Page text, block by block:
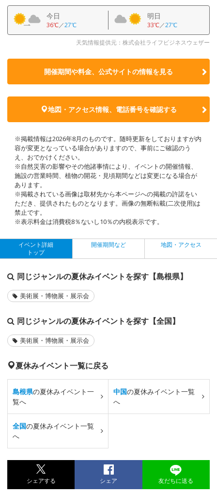
今日
36℃／27℃
明日
33℃／27℃
天気情報提供元：株式会社ライフビジネスウェザー
開催期間や料金、公式サイトの情報を見る
地図・アクセス情報、電話番号を確認する
※掲載情報は2026年8月のものです。随時更新をしておりますが内
容が変更となっている場合がありますので、事前にご確認のう
え、おでかけください。
※自然災害の影響やその他諸事情により、イベントの開催情報、
施設の営業時間、植物の開花・見頃期間などは変更になる場合が
あります。
※掲載されている画像は取材先から本ページへの掲載の許諾をい
ただき、提供されたものとなります。画像の無断転載(二次使用)は
禁止です。
※表示料金は消費税8％ないし10％の内税表示です。
イベント詳細
トップ
開催期間など 地図・アクセス
同じジャンルの夏休みイベントを探す【島根県】
美術展・博物展・展示会
同じジャンルの夏休みイベントを探す【全国】
美術展・博物展・展示会
夏休みイベント一覧に戻る
島根県の夏休みイベント一
覧へ
中国の夏休みイベント一覧
へ
全国の夏休みイベント一覧
へ
シェアする シェア 友だちに送る